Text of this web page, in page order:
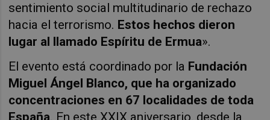
sentimiento social multitudinario de rechazo
hacia el terrorismo. Estos hechos dieron
lugar al llamado Espíritu de Ermua».
El evento está coordinado por la Fundación
Miguel Ángel Blanco, que ha organizado
concentraciones en 67 localidades de toda